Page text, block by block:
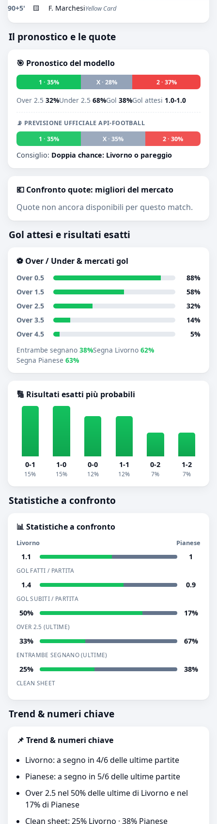
90+5' 🟨 F. MarchesiYellow Card
Il pronostico e le quote
🎯 Pronostico del modello
1 · 35% X · 28% 2 · 37%
Over 2.5 32%Under 2.5 68%Gol 38%Gol attesi 1.0-1.0
📡 PREVISIONE UFFICIALE API-FOOTBALL
1 · 35%
X · 35% 2 · 30%
Consiglio: Doppia chance: Livorno o pareggio
💶 Confronto quote: migliori del mercato
Quote non ancora disponibili per questo match.
Gol attesi e risultati esatti
⚽ Over / Under & mercati gol
Over 0.5
88%
Over 1.5
58%
Over 2.5
32%
Over 3.5
14%
Over 4.5
5%
Entrambe segnano 38%Segna Livorno 62%
Segna Pianese 63%
🔢 Risultati esatti più probabili
0-1
15%
1-0
15%
0-0
12%
1-1
12%
0-2
7%
1-2
7%
Statistiche a confronto
📊 Statistiche a confronto
Livorno Pianese
1.1 1
GOL FATTI / PARTITA
1.4 0.9
GOL SUBITI / PARTITA
50% 17%
OVER 2.5 (ULTIME)
33% 67%
ENTRAMBE SEGNANO (ULTIME)
25% 38%
CLEAN SHEET
Trend & numeri chiave
📌 Trend & numeri chiave
Livorno: a segno in 4/6 delle ultime partite
Pianese: a segno in 5/6 delle ultime partite
Over 2.5 nel 50% delle ultime di Livorno e nel
17% di Pianese
Clean sheet: 25% Livorno · 38% Pianese